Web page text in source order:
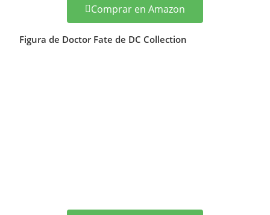
Comprar en Amazon
Figura de Doctor Fate de DC Collection